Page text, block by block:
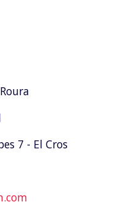
7 - El Cros